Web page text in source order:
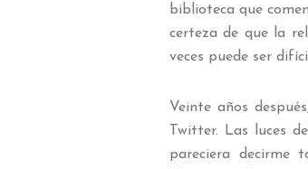
biblioteca que
certeza de que la
veces puede ser
Veinte años
Twitter. Las luces
pareciera decirme